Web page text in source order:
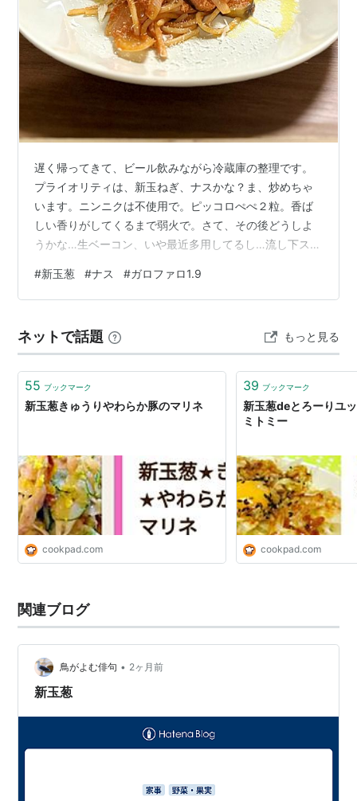
遅く帰ってきて、ビール飲みながら冷蔵庫の整理です。
プライオリティは、新玉ねぎ、ナスかな？ま、炒めちゃ
います。ニンニクは不使用で。ピッコロぺぺ２粒。香ば
しい香りがしてくるまで弱火で。さて、その後どうしよ
うかな…生ベーコン、いや最近多用してるし…流し下スト
トソース加えます。おっと乾燥オレガノも。麺はガロフ
ァロの1.9mm。１分早い９分で上げてソースに絡めまし
オリーブオイル、パルミジャーノ削って振りました。パ
ルミジャーノとオリーブオイルが爽やか、軽やかトマト
ソースに仕上がりました。トロッとしたナス、玉…
#新玉葱 #ナス #ガロファロ1.9
ネットで話題 もっと見る
55 ブックマーク
新玉葱きゅうりやわらか豚のマリネ
cookpad.com
39 ブックマーク
新玉葱deとろーりユ
ミトミー
cookpad.com
関連ブログ
鳥がよむ俳句 • 2ヶ月前
新玉葱